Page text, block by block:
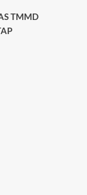
TMMD